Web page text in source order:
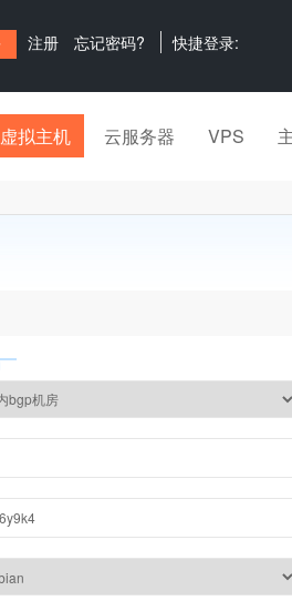
注册 忘记密码? 快捷登录:
虚拟主机 云服务器 VPS